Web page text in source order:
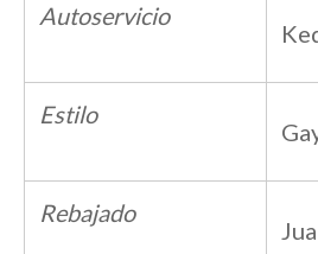
Autoservicio
Estilo
Rebajado